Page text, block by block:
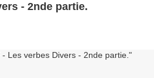
- 2nde partie.